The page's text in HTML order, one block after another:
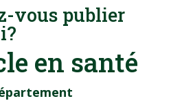
vous publier
en santé